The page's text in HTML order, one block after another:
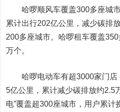
哈啰顺风车覆盖300多座城市
累计出行202亿公里，减少碳排
200多座城市。哈啰租车覆盖
万个。
哈啰电动车有超3000家门店
5亿公里，累计减少碳排放约2.5
电”覆盖超300座城市，用户累